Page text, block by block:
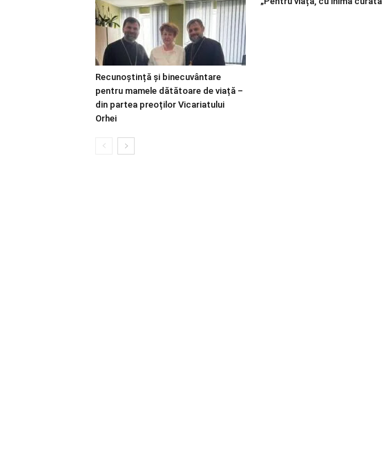
Recunoștință și binecuvântare
pentru mamele dătătoare de viață –
din partea preoților Vicariatului
Orhei